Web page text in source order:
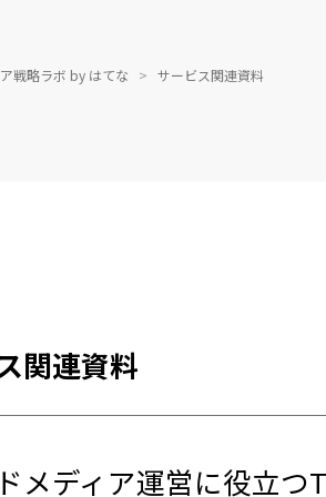
戦略ラボ by はてな > サービス関連資料
関連資料
メディア運営に役立つ